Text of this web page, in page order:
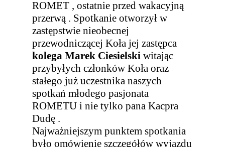
ROMET , ostatnie przed wakacyjną
przerwą . Spotkanie otworzył w
zastępstwie nieobecnej
przewodniczącej Koła jej zastępca
kolega Marek Ciesielski witając
przybyłych członków Koła oraz
stałego już uczestnika naszych
spotkań młodego pasjonata
ROMETU i nie tylko pana Kacpra
Dudę .
Najważniejszym punktem spotkania
było omówienie szczegółów wyjazdu